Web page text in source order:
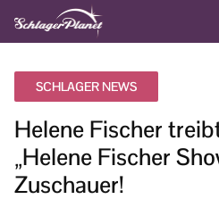
SCHLAGER NEWS
Helene Fischer
„Helene Fischer
Zuschauer!